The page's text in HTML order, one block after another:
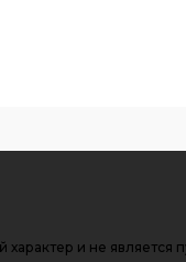
и не